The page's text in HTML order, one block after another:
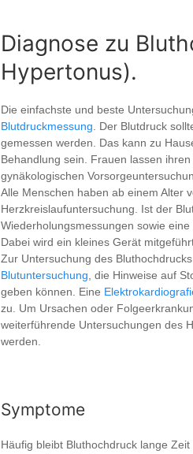
Diagnose zu
Hypertonus).
Die einfachste und beste
Blutdruckmessung . Der Blutdruck
gemessen werden. Das kann zu
Behandlung sein. Frauen lassen
gynäkologischen
Alle Menschen haben ab einem Alter
Herzkreislaufuntersuchung. Ist der
Wiederholungsmessungen sowie
Dabei wird ein kleines Gerät
Zur Untersuchung des
Blutuntersuchung , die Hinweise auf
geben können. Eine
zu. Um Ursachen oder
weiterführende Untersuchungen des
werden.
Symptome
Häufig bleibt Bluthochdruck lange